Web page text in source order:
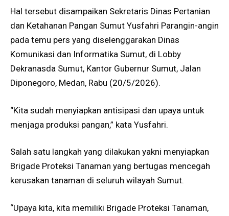
Hal tersebut disampaikan Sekretaris Dinas Pertanian
dan Ketahanan Pangan Sumut Yusfahri Parangin-angin
pada temu pers yang diselenggarakan Dinas
Komunikasi dan Informatika Sumut, di Lobby
Dekranasda Sumut, Kantor Gubernur Sumut, Jalan
Diponegoro, Medan, Rabu (20/5/2026).
“Kita sudah menyiapkan antisipasi dan upaya untuk
menjaga produksi pangan,” kata Yusfahri.
Salah satu langkah yang dilakukan yakni menyiapkan
Brigade Proteksi Tanaman yang bertugas mencegah
kerusakan tanaman di seluruh wilayah Sumut.
“Upaya kita, kita memiliki Brigade Proteksi Tanaman,